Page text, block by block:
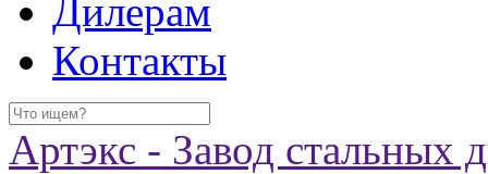
Дилерам
Контакты
Артэкс - Завод стальных